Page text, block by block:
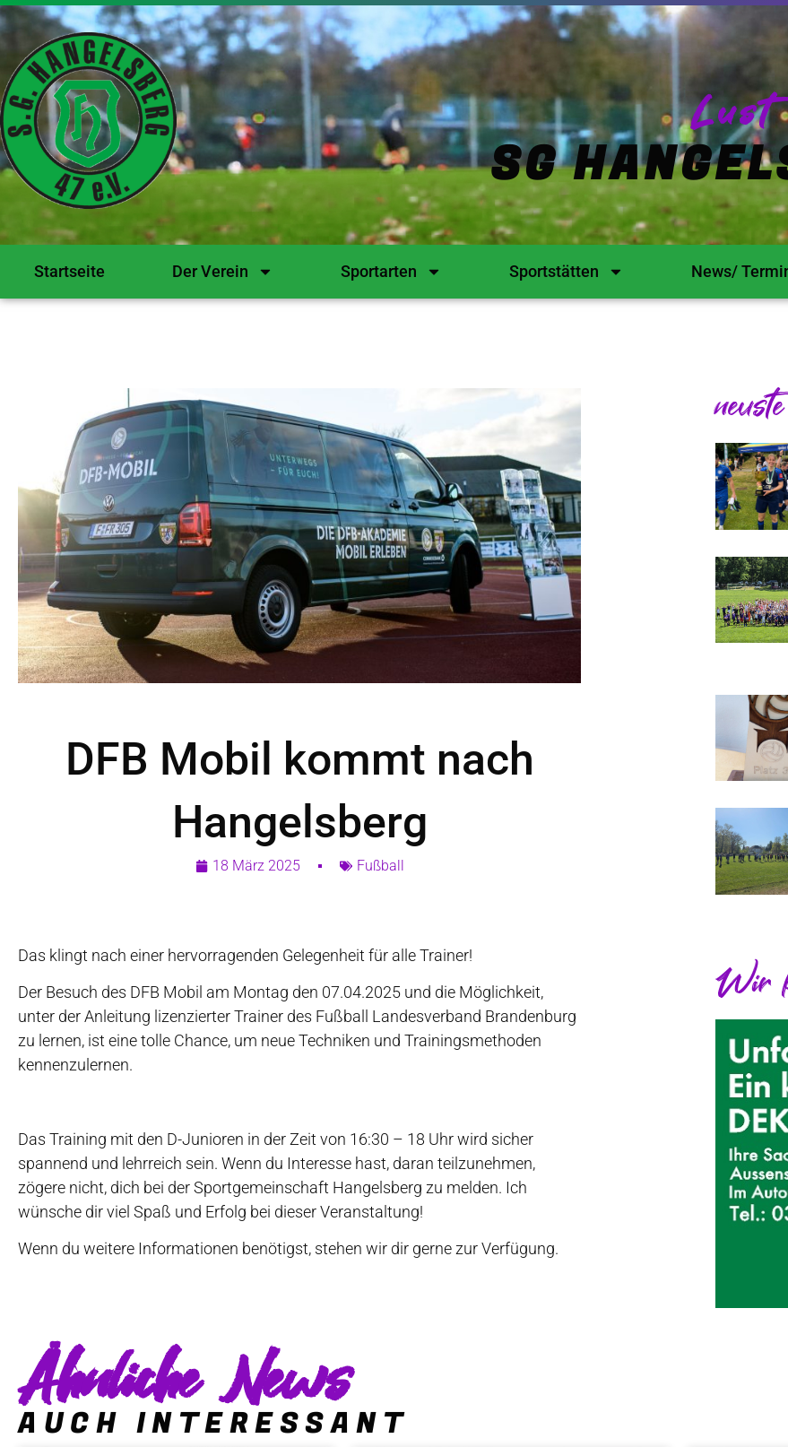
SG
Startseite Der Verein Sportarten Sportstätten News/
DFB Mobil kommt nach
Hangelsberg
18 März 2025 Fußball
Das klingt nach einer hervorragenden Gelegenheit für alle Trainer!
Der Besuch des DFB Mobil am Montag den 07.04.2025 und die Möglichkeit,
unter der Anleitung lizenzierter Trainer des Fußball Landesverband Brandenburg
zu lernen, ist eine tolle Chance, um neue Techniken und Trainingsmethoden
kennenzulernen.
Das Training mit den D-Junioren in der Zeit von 16:30 – 18 Uhr wird sicher
spannend und lehrreich sein. Wenn du Interesse hast, daran teilzunehmen,
zögere nicht, dich bei der Sportgemeinschaft Hangelsberg zu melden. Ich
wünsche dir viel Spaß und Erfolg bei dieser Veranstaltung!
Wenn du weitere Informationen benötigst, stehen wir dir gerne zur Verfügung.
Wir
Ähnliche News
AUCH INTERESSANT